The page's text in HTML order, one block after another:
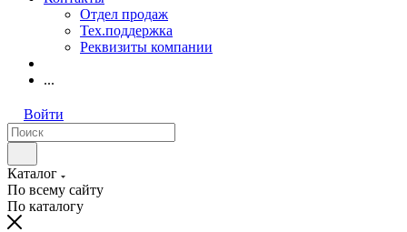
Отдел продаж
Тех.поддержка
Реквизиты компании
...
Войти
Каталог
По всему сайту
По каталогу